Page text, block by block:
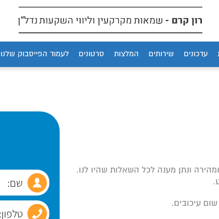
עדכונים שירותים המלצות סרטונים לעמוד הפייסבוק שלנו
ונתן מענה לכל השאלות שהיו לנו.
עיכובים.